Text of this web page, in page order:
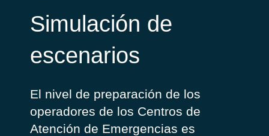
Simulación de
escenarios
El nivel de preparación de los
operadores de los Centros de
Atención de Emergencias es